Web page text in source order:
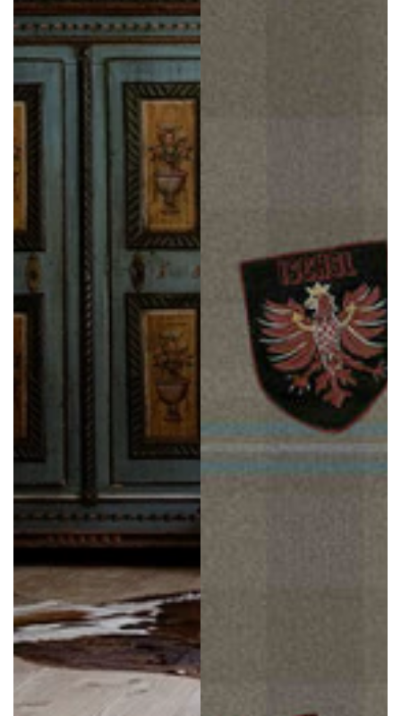
Non sai quanti rotoli di parato ti servono?
Sei indecisa tra parato e stampa digitale?
Non sai come dimensionare la tua boiserie?
Non sai quale prodotto è più indicato per la pulizia del tuo
cantiere?
Vuoi un consiglio sui colori della tua casa?
CHIEDI A NOI!